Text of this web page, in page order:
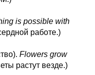
is possible with
работе.)
Flowers grow
растут везде.)